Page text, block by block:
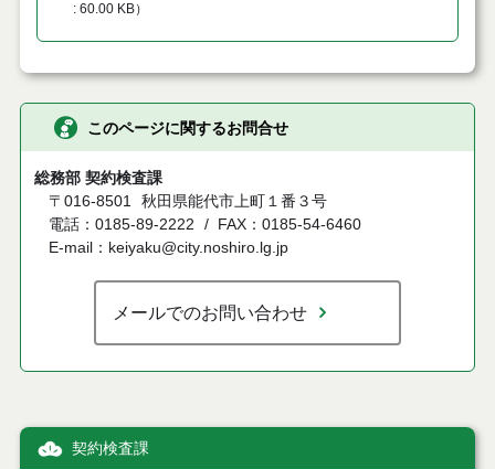
60.00 KB）
このページに関するお問合せ
総務部 契約検査課
〒016-8501 秋田県能代市上町１番３号
電話：0185-89-2222
FAX：0185-54-6460
E-mail：keiyaku@city.noshiro.lg.jp
メールでのお問い合わせ
契約検査課